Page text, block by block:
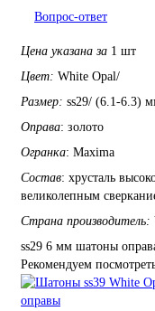
Вопрос-ответ
Цена указана за 1 шт
Цвет: White Opal/
Размер: ss29/ (6.1-6.3)
Оправа: золото
Огранка: Maxima
Состав: хрусталь
великолепным
Страна производитель:
ss29 6 мм шатоны
Рекомендуем